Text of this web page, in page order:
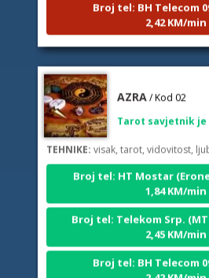
2,42 KM/min
TEHNIKE:visak, tarot, vidovitost,
Broj tel: HT Mostar
1,84 KM/min
Broj tel: Telekom Srp.
2,45 KM/min
Broj tel: BH Telecom
2,42 KM/min